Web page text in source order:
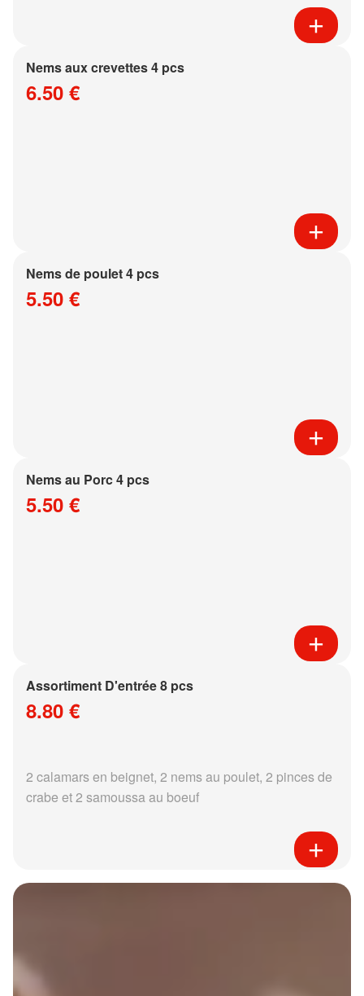
Nems aux crevettes 4 pcs
6.50 €
Nems de poulet 4 pcs
5.50 €
Nems au Porc 4 pcs
5.50 €
Assortiment D'entrée 8 pcs
8.80 €
2 calamars en beignet, 2 nems au poulet, 2 pinces de
crabe et 2 samoussa au boeuf